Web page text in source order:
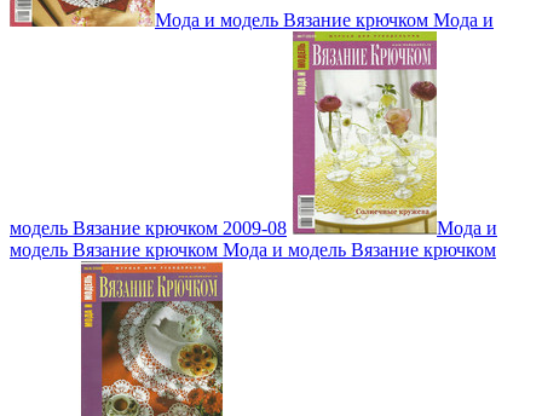
Мода и модель Вязание крючком Мода и
модель Вязание крючком 2009-08
Мода и
модель Вязание крючком Мода и модель Вязание крючком